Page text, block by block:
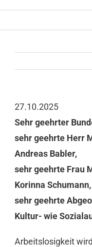
Mitgliedschaft
Berufsbilder
Service
FORUM
27.10.2025
Sehr geehrter
sehr geehrte Herr
Andreas Babler,
sehr geehrte Frau
Korinna Schumann,
sehr geehrte
Kultur- wie
Arbeitslosigkeit